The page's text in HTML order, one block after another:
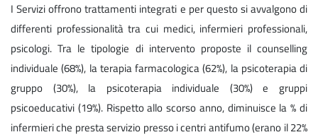
I Servizi offrono trattamenti integrati e per questo si avvalgono di
differenti professionalità tra cui medici, infermieri professionali,
psicologi. Tra le tipologie di intervento proposte il counselling
individuale (68%), la terapia farmacologica (62%), la psicoterapia di
gruppo (30%), la psicoterapia individuale (30%) e gruppi
psicoeducativi (19%). Rispetto allo scorso anno, diminuisce la % di
infermieri che presta servizio presso i centri antifumo (erano il 22%